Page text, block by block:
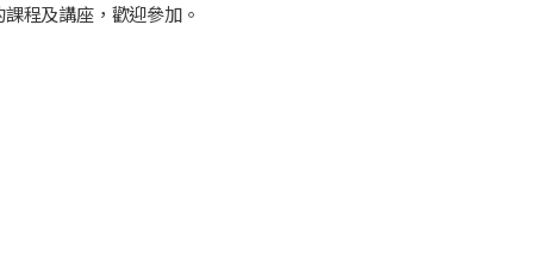
程及講座，歡迎參加。